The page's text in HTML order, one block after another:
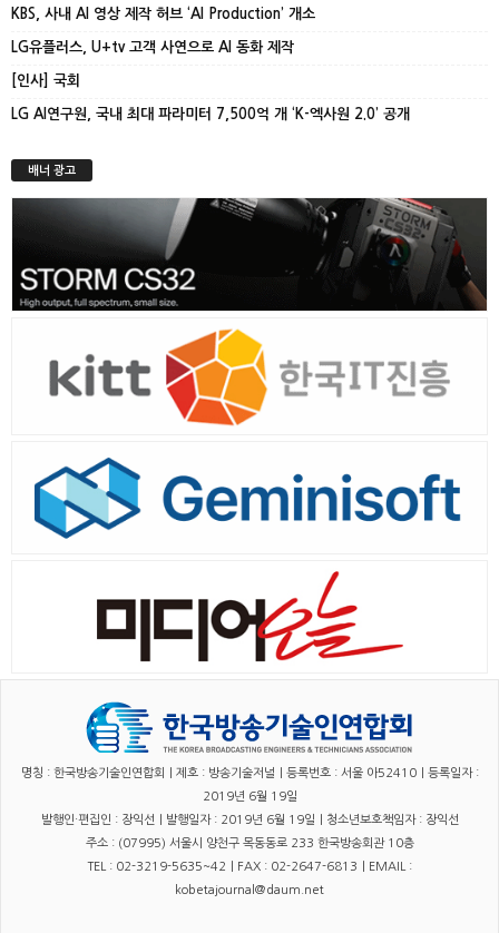
KBS, 사내 AI 영상 제작 허브 ‘AI Production’ 개소
LG유플러스, U+tv 고객 사연으로 AI 동화 제작
[인사] 국회
LG AI연구원, 국내 최대 파라미터 7,500억 개 ‘K-엑사원 2.0’ 공개
배너 광고
명칭 : 한국방송기술인연합회｜제호 : 방송기술저널｜등록번호 : 서울 아52410｜등록일자 :
2019년 6월 19일
발행인·편집인 : 장익선｜발행일자 : 2019년 6월 19일｜청소년보호책임자 : 장익선
주소 : (07995) 서울시 양천구 목동동로 233 한국방송회관 10층
TEL : 02-3219-5635~42｜FAX : 02-2647-6813｜EMAIL :
kobetajournal@daum.net